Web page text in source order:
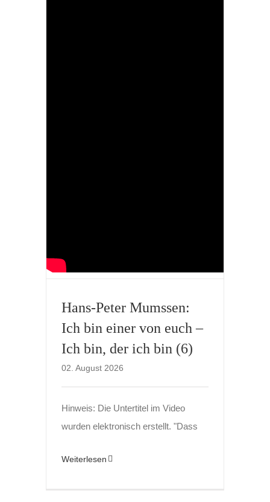
Hans-Peter Mumssen:
Ich bin einer von euch –
Ich bin, der ich bin (6)
02. August 2026
Hinweis: Die Untertitel im Video
wurden elektronisch erstellt. "Dass
Weiterlesen